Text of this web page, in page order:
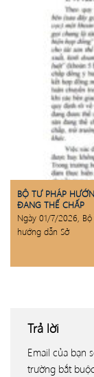
BỘ TƯ PHÁP
ĐANG THẾ CHẤP
Ngày 01/7/2026,
hướng dẫn Sở
Trả lời
Email của bạn
trường bắt